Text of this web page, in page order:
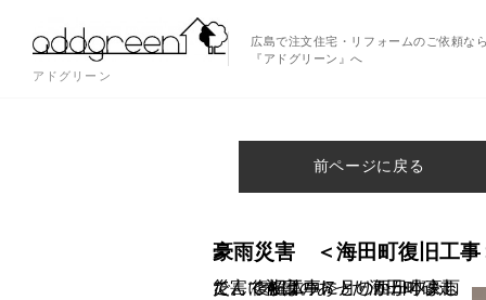
アドグリーン
広島で注文住宅・リフォームのご依頼な
『アドグリーン』へ
前ページに戻る
豪雨災害 ＜海田町復旧工事
こんにちは。 ７月の西日本豪雨災害で被害のあった海田町砂走で、 復旧工事にとりかかりました。 ≪解体中≫